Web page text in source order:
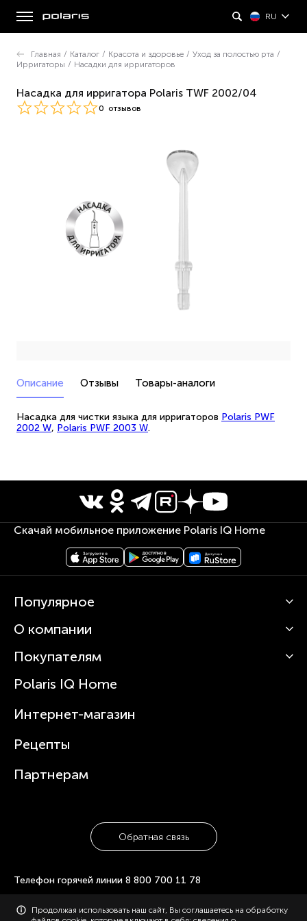
RU
Главная / Каталог / Красота и здоровье / Уход за полостью рта /
Ирригаторы / Насадки для ирригаторов
Насадка для ирригатора Polaris TWF 2002/04
0 отзывов
Описание Отзывы Товары-аналоги
Насадка для чистки языка для ирригаторов Polaris PWF
2002 W, Polaris PWF 2003 W.
Скачай мобильное приложение Polaris IQ Home
Популярное
Кофемашины
Вертикальные пылесосы
Зубные щетки и ирригаторы
Увлажнители
Посуда
О компании
О Polaris
Статьи
Покупателям
Сервисные центры
Где купить
Polaris IQ Home
Интернет-магазин
Рецепты
Партнерам
Обратная связь
Телефон горячей линии 8 800 700 11 78
© 2006-2026 «Polaris». Все права защищены. Использование
Продолжая использовать наш сайт, Вы соглашаетесь на обработку